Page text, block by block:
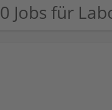
0 Jobs für